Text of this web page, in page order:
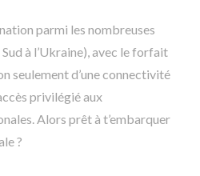
parmi les nombreuses
à l’Ukraine), avec le forfait
seulement d’une connectivité
privilégié aux
Alors prêt à t’embarquer
?